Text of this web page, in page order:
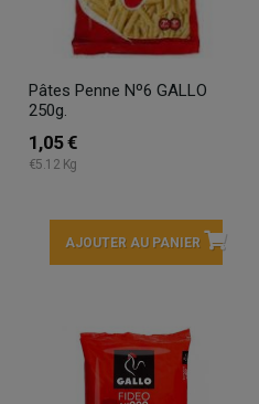
Pâtes Penne Nº6 GALLO
250g.
1,05 €
€5.12 Kg
AJOUTER AU PANIER